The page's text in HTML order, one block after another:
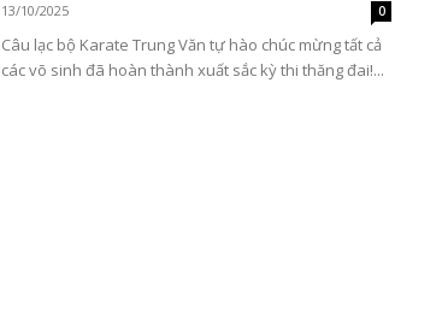
13/10/2025 0
Câu lạc bộ Karate Trung Văn tự hào chúc mừng tất cả
các võ sinh đã hoàn thành xuất sắc kỳ thi thăng đai!...